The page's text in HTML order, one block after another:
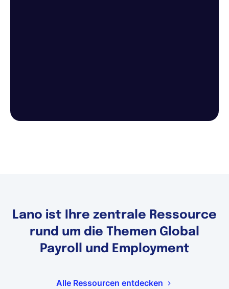
Lano ist Ihre zentrale Ressource
rund um die Themen Global
Payroll und Employment
Alle Ressourcen entdecken